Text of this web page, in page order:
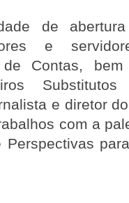
de
e
de Contas, bem
e diretor
com a